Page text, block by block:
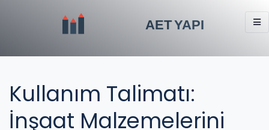
Kullanım Talimatı:
İnşaat Malzemelerini